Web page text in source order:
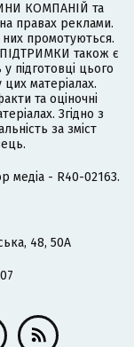
КОМПАНІЙ та
правах реклами.
них промотуються.
також є
підготовці цього
цих матеріалах.
та оціночні
Згідно з
за зміст
медіа - R40-02163.
48, 50А